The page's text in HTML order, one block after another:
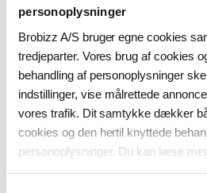
personoplysninger
Brobizz A/S bruger egne cookies
tredjeparter. Vores brug af cookies
behandling af personoplysninger
indstillinger, vise målrettede
vores trafik. Dit samtykke dækker
cookies og den hertil knyttede
personoplysninger. Du kan læse
Var denne artikel